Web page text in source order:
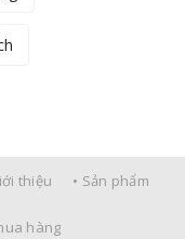
thiệu • Sản phẩm
hàng